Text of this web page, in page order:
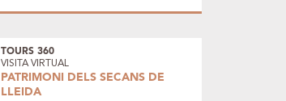
TOURS 360
VISITA VIRTUAL
PATRIMONI DELS SECANS DE
LLEIDA